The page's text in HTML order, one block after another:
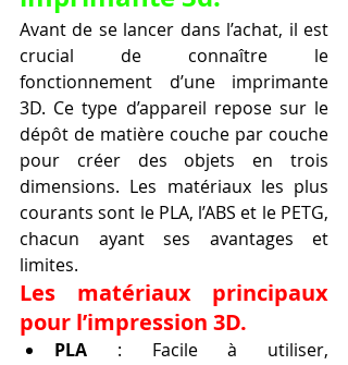
Avant de se lancer dans l’achat, il est
crucial de connaître le
fonctionnement d’une imprimante
3D. Ce type d’appareil repose sur le
dépôt de matière couche par couche
pour créer des objets en trois
dimensions. Les matériaux les plus
courants sont le PLA, l’ABS et le PETG,
chacun ayant ses avantages et
limites.
Les matériaux principaux
pour l’impression 3D.
PLA : Facile à utiliser,